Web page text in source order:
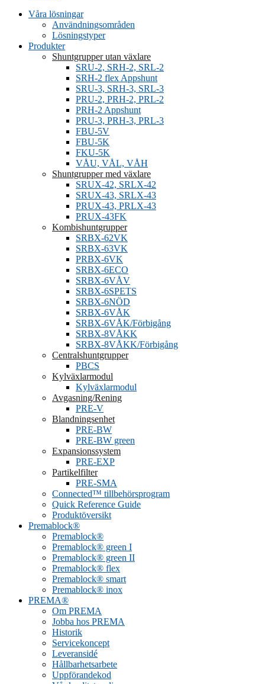
Våra lösningar
Användningsområden
Lösningstyper
Produkter
Shuntgrupper utan växlare
SRU-2, SRH-2, SRL-2
SRH-2 flex Appshunt
SRU-3, SRH-3, SRL-3
PRU-2, PRH-2, PRL-2
PRH-2 Appshunt
PRU-3, PRH-3, PRL-3
FBU-5K
FKU-5K
VÅU, VÅL, VÅH
Shuntgrupper med växlare
SRUX-42, SRLX-42
SRUX-43, SRLX-43
PRUX-43, PRLX-43
PRUX-43FK
Kombishuntgrupper
SRBX-62VK
SRBX-63VK
PRBX-6VK
SRBX-6ECO
SRBX-6VÅV
SRBX-6SPETS
SRBX-6NÖD
SRBX-6VÅK
SRBX-6VÅK/Förbigång
SRBX-8VÅKK
SRBX-8VÅKK/Förbigång
Centralshuntgrupper
PBCS
Kylväxlarmodul
Kylväxlarmodul
Avgasning/Rening
PRE-V
Blandningsenhet
PRE-BW
PRE-BW green
Expansionssystem
PRE-EXP
Partikelfilter
PRE-SMA
Connected™ tillbehörsprogram
Quick Reference Guide
Produktöversikt
Premablock®
Premablock®
Premablock® green I
Premablock® green II
Premablock® flex
Premablock® smart
Premablock® inox
PREMA®
Om PREMA
Jobba hos PREMA
Historik
Servicekoncept
Leveransidé
Hållbarhetsarbete
Uppförandekod